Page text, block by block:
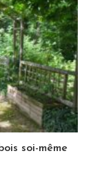
soi-même